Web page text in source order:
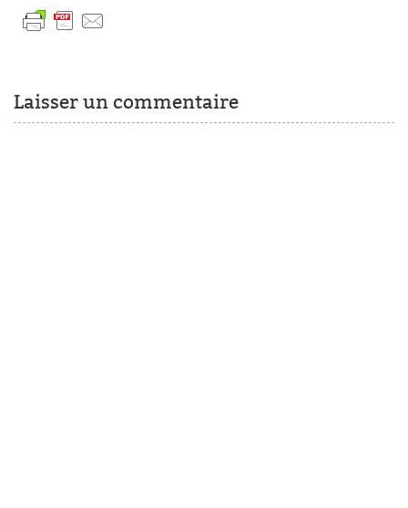
Laisser un commentaire